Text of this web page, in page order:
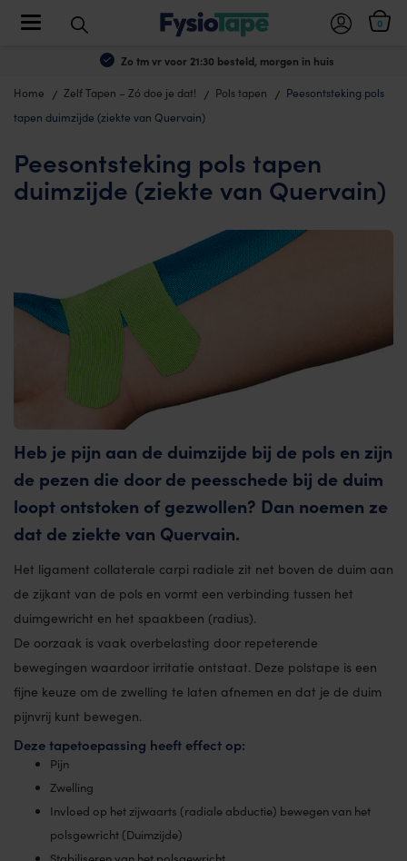
Zo tm vr voor 21:30 besteld, morgen in huis
0
Toggle navigation
Home Zelf Tapen – Zó doe je dat! Pols tapen
Peesontsteking pols
tapen duimzijde (ziekte van Quervain)
Peesontsteking pols tapen
duimzijde (ziekte van Quervain)
Heb je pijn aan de duimzijde bij de pols en zijn
de pezen die door de peesschede bij de duim
loopt ontstoken of gezwollen? Dan noemen ze
dat de ziekte van Quervain.
Het ligament collaterale carpi radiale zit net boven de duim aan
de zijkant van de pols en vormt een verbinding tussen het
duimgewricht en het spaakbeen (radius).
De oorzaak is vaak overbelasting door repeterende
bewegingen waardoor irritatie ontstaat. Deze polstape is een
fijne keuze om de zwelling te laten afnemen en dat je de duim
pijnvrij kunt bewegen.
Deze tapetoepassing heeft effect op:
Pijn
Zwelling
Invloed op het zijwaarts (radiale abductie) bewegen van het
polsgewricht (Duimzijde)